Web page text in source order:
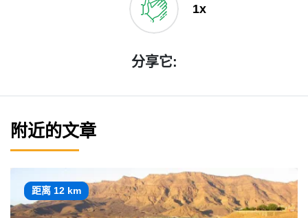
1x
分享它:
附近的文章
距离 12 km